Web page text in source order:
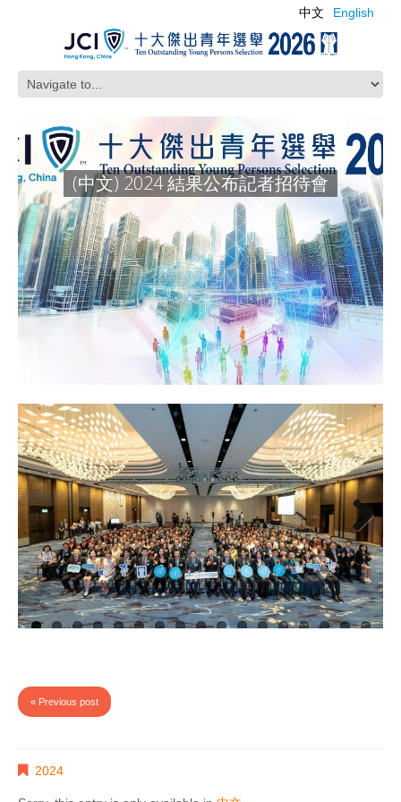
中文 English
(中文) 2024 結果公布記者招待會
Next
« Previous post
2024